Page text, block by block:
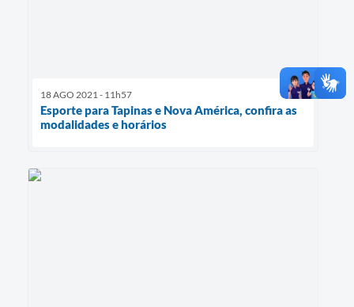
18 AGO 2021 - 11h57
Esporte para Tapinas e Nova América, confira as
modalidades e horários